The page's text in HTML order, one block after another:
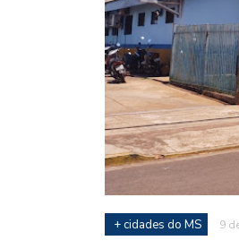
+ cidades do MS 9